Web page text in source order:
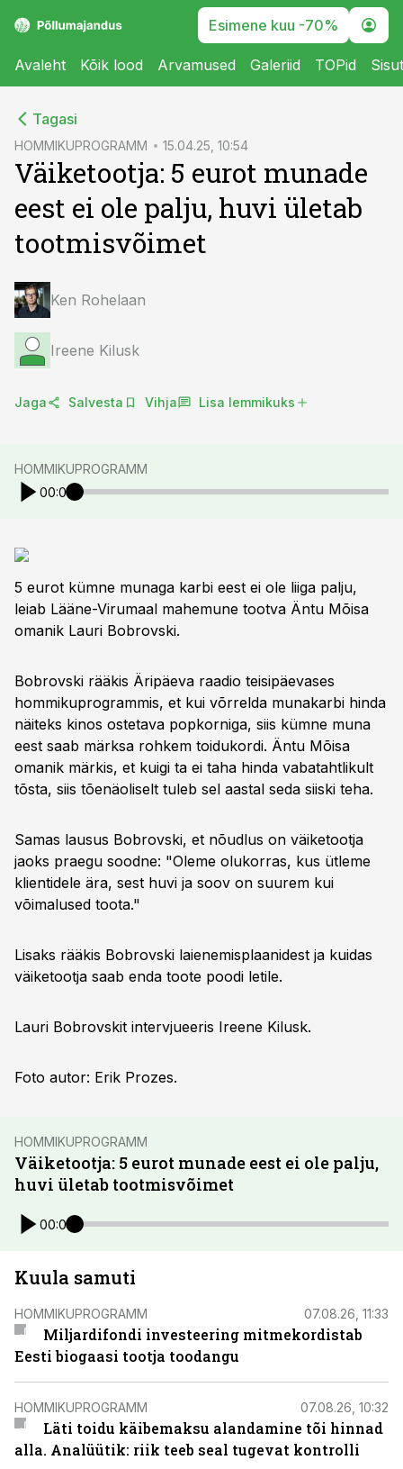
Esimene kuu -70%
Avaleht Kõik lood Arvamused Galeriid TOPid
Tagasi
HOMMIKUPROGRAMM 15.04.25, 10:54
Väiketootja: 5 eurot munade
eest ei ole palju, huvi ületab
tootmisvõimet
Ken Rohelaan
Ireene Kilusk
Jaga Salvesta Vihja Lisa lemmikuks
HOMMIKUPROGRAMM
00:00
5 eurot kümne munaga karbi eest ei ole liiga palju,
leiab Lääne-Virumaal mahemune tootva Äntu Mõisa
omanik Lauri Bobrovski.
Bobrovski rääkis Äripäeva raadio teisipäevases
hommikuprogrammis, et kui võrrelda munakarbi hinda
näiteks kinos ostetava popkorniga, siis kümne muna
eest saab märksa rohkem toidukordi. Äntu Mõisa
omanik märkis, et kuigi ta ei taha hinda vabatahtlikult
tõsta, siis tõenäoliselt tuleb sel aastal seda siiski teha.
Samas lausus Bobrovski, et nõudlus on väiketootja
jaoks praegu soodne: "Oleme olukorras, kus ütleme
klientidele ära, sest huvi ja soov on suurem kui
võimalused toota."
Lisaks rääkis Bobrovski laienemisplaanidest ja kuidas
väiketootja saab enda toote poodi letile.
Lauri Bobrovskit intervjueeris Ireene Kilusk.
Foto autor: Erik Prozes.
HOMMIKUPROGRAMM
Väiketootja: 5 eurot munade eest ei ole palju,
huvi ületab tootmisvõimet
00:00
Kuula samuti
HOMMIKUPROGRAMM 07.08.26, 11:33
Miljardifondi investeering mitmekordistab
Eesti biogaasi tootja toodangu
HOMMIKUPROGRAMM 07.08.26, 10:32
Läti toidu käibemaksu alandamine tõi hinnad
alla. Analüütik: riik teeb seal tugevat kontrolli